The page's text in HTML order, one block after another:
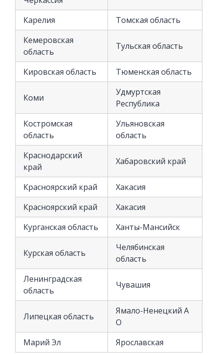
Карелия
Томская область
Кемеровская
область
Тульская область
Кировская область Тюменская область
Коми
Удмуртская
Республика
Костромская
область
Ульяновская
область
Краснодарский
край
Хабаровский край
Красноярский край
Хакасия
Красноярский край
Хакасия
Курганская область
Ханты-Мансийск
Курская область
Челябинская
область
Ленинградская
область
Чувашия
Липецкая область
Ямало-Ненецкий А
О
Марий Эл
Ярославская